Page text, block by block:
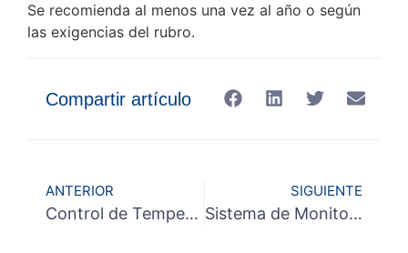
Se recomienda al menos una vez al año o según
las exigencias del rubro.
Compartir artículo
ANTERIOR
Control de Temperatura en Cámara de Refrigeración: Eleva la Calidad y Reduce Pérdidas con Soluciones Inteligentes
SIGUIENTE
Sistema de Monitoreo: La Clave para Optimizar tu Cadena de Frío